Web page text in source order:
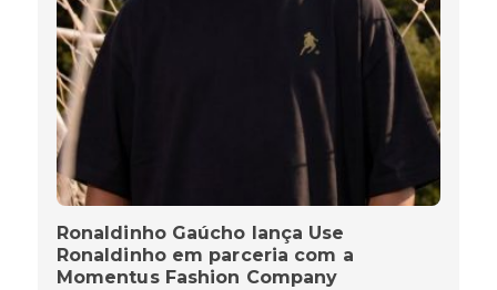
Ronaldinho Gaúcho lança Use
Ronaldinho em parceria com a
Momentus Fashion Company